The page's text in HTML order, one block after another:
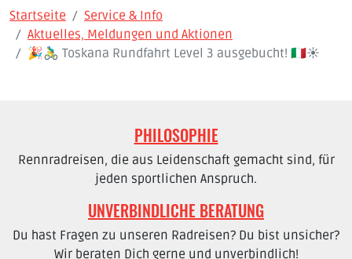
Startseite
Service & Info
Aktuelles, Meldungen und Aktionen
🎉🚴‍♂️ Toskana Rundfahrt Level 3 ausgebucht! 🇮🇹☀️
PHILOSOPHIE
Rennradreisen, die aus Leidenschaft gemacht sind, für
jeden sportlichen Anspruch.
UNVERBINDLICHE BERATUNG
Du hast Fragen zu unseren Radreisen? Du bist unsicher?
Wir beraten Dich gerne und unverbindlich!